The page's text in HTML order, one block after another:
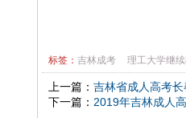
标签： 吉林成考 理工大学继
上一篇： 吉林省成人高考
下一篇： 2019年吉林成人